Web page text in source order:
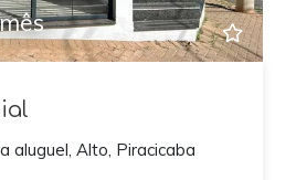
aluguel, Alto, Piracicaba